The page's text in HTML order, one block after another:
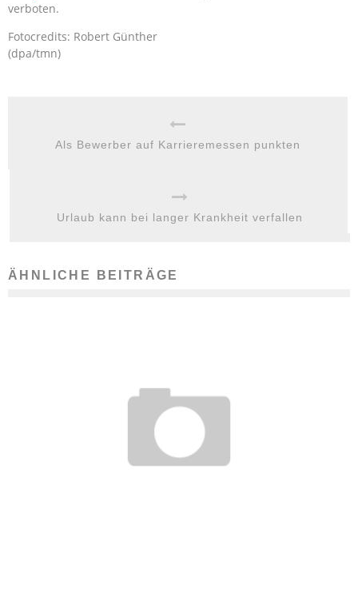
verboten.
Fotocredits: Robert Günther
(dpa/tmn)
Als Bewerber auf Karrieremessen punkten
Urlaub kann bei langer Krankheit verfallen
ÄHNLICHE BEITRÄGE